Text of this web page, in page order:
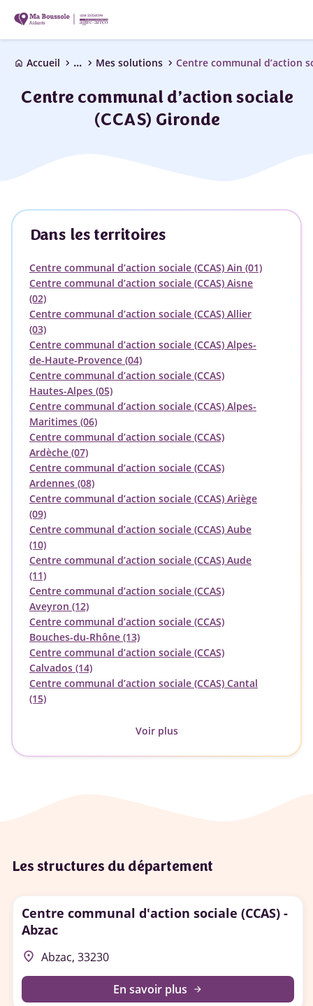
home Accueil chevron_right ... chevron_right Mes solutions chevron_right Centre communal d’action
Centre communal d’action sociale
(CCAS) Gironde
Dans les territoires
Centre communal d’action sociale (CCAS) Ain (01)
Centre communal d’action sociale (CCAS) Aisne
(02)
Centre communal d’action sociale (CCAS) Allier
(03)
Centre communal d’action sociale (CCAS) Alpes-
de-Haute-Provence (04)
Centre communal d’action sociale (CCAS)
Hautes-Alpes (05)
Centre communal d’action sociale (CCAS) Alpes-
Maritimes (06)
Centre communal d’action sociale (CCAS)
Ardèche (07)
Centre communal d’action sociale (CCAS)
Ardennes (08)
Centre communal d’action sociale (CCAS) Ariège
(09)
Centre communal d’action sociale (CCAS) Aube
(10)
Centre communal d’action sociale (CCAS) Aude
(11)
Centre communal d’action sociale (CCAS)
Aveyron (12)
Centre communal d’action sociale (CCAS)
Bouches-du-Rhône (13)
Centre communal d’action sociale (CCAS)
Calvados (14)
Centre communal d’action sociale (CCAS) Cantal
(15)
Voir plus
Les structures du département
Centre communal d'action sociale (CCAS) -
Abzac
place Abzac, 33230
En savoir plus arrow_forward